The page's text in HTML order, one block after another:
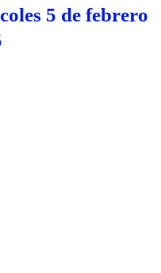
5 de febrero